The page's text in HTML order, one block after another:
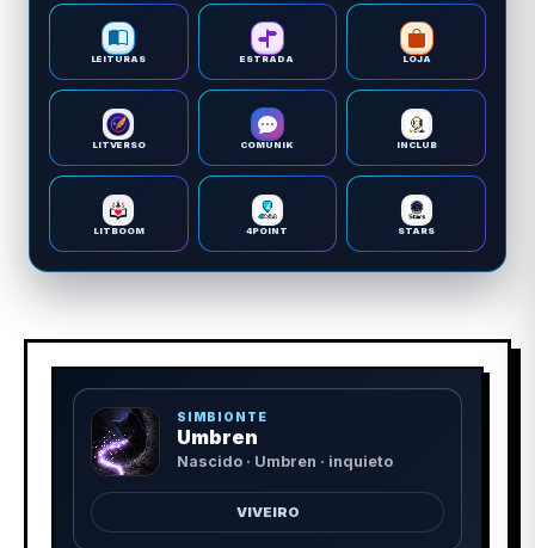
LEITURAS ESTRADA LOJA
LITVERSO COMUNIK INCLUB
LITBOOM 4POINT STARS
SIMBIONTE
Umbren
Nascido · Umbren · inquieto
VIVEIRO